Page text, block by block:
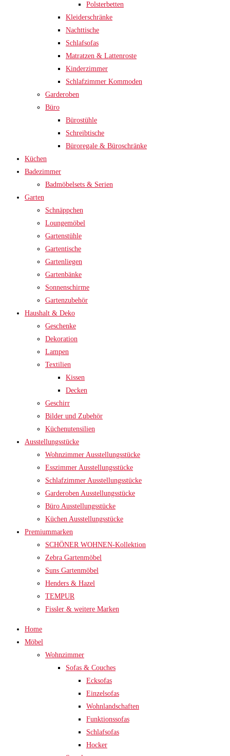
Polsterbetten
Kleiderschränke
Nachttische
Schlafsofas
Matratzen & Lattenroste
Kinderzimmer
Schlafzimmer Kommoden
Garderoben
Büro
Bürostühle
Schreibtische
Büroregale & Büroschränke
Küchen
Badezimmer
Badmöbelsets & Serien
Garten
Schnäppchen
Loungemöbel
Gartenstühle
Gartentische
Gartenliegen
Gartenbänke
Sonnenschirme
Gartenzubehör
Haushalt & Deko
Geschenke
Dekoration
Lampen
Textilien
Kissen
Decken
Geschirr
Bilder und Zubehör
Küchenutensilien
Ausstellungsstücke
Wohnzimmer Ausstellungsstücke
Esszimmer Ausstellungsstücke
Schlafzimmer Ausstellungsstücke
Garderoben Ausstellungsstücke
Büro Ausstellungsstücke
Küchen Ausstellungsstücke
Premiummarken
SCHÖNER WOHNEN-Kollektion
Zebra Gartenmöbel
Suns Gartenmöbel
Henders & Hazel
TEMPUR
Fissler & weitere Marken
Home
Möbel
Wohnzimmer
Sofas & Couches
Ecksofas
Einzelsofas
Wohnlandschaften
Funktionssofas
Schlafsofas
Hocker